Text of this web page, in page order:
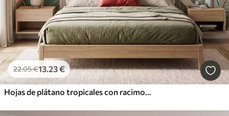
22.05€13 .23€